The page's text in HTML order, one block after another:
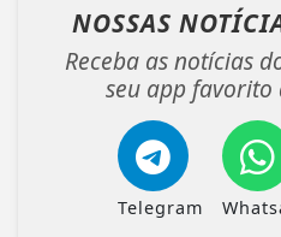
NOSSAS
Receba as notícias
seu app favorito
Telegram